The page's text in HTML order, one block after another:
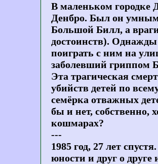
В маленьком городке
Денбро. Был он умным,
Большой Билл, а
достоинств).
поиграть с ним на
заболевший гриппом
Эта трагическая
убийств детей по
семёрка отважных
бы и нет, собственно,
кошмарах?
---
1985 год, 27 лет
юности и друг о